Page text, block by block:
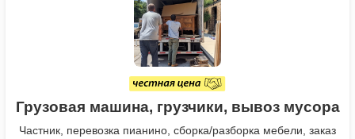
Грузовая машина, грузчики, вывоз мусора
Частник, перевозка пианино, сборка/разборка мебели, заказ